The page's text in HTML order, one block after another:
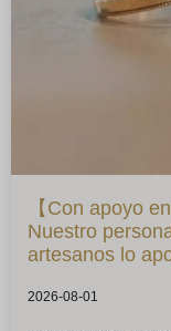
【Con apoyo
Nuestro
artesanos lo
2026-08-01